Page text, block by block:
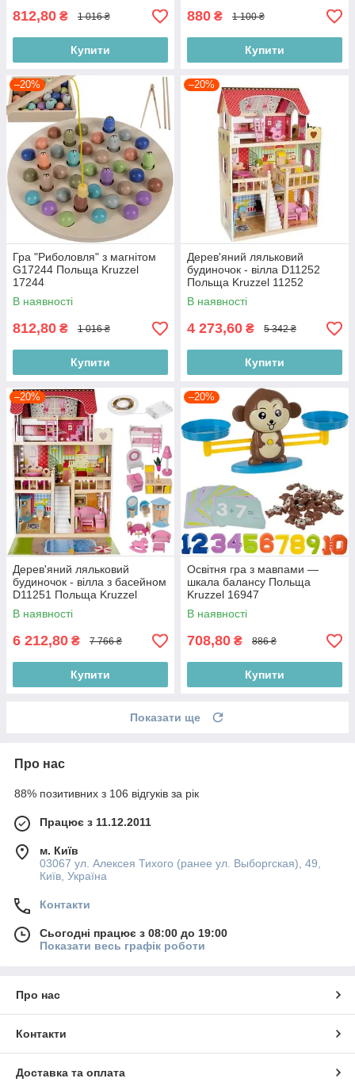
812,80 ₴ 1 016 ₴
Купити
880 ₴ 1 100 ₴
Купити
–20%
Гра "Риболовля" з магнітом
G17244 Польща Kruzzel
17244
В наявності
812,80 ₴ 1 016 ₴
Купити
–20%
Дерев'яний ляльковий
будиночок - вілла D11252
Польща Kruzzel 11252
В наявності
4 273,60 ₴ 5 342 ₴
Купити
–20%
Дерев'яний ляльковий
будиночок - вілла з басейном
D11251 Польща Kruzzel
11251
В наявності
6 212,80 ₴ 7 766 ₴
Купити
–20%
Освітня гра з мавпами —
шкала балансу Польща
Kruzzel 16947
В наявності
708,80 ₴ 886 ₴
Купити
Показати ще
Про нас
88% позитивних з 106 відгуків за рік
Працює з 11.12.2011
м. Київ
03067 ул. Алексея Тихого (ранее ул. Выборгская), 49,
Київ, Україна
Контакти
Сьогодні працює з 08:00 до 19:00
Показати весь графік роботи
Про нас
Контакти
Доставка та оплата